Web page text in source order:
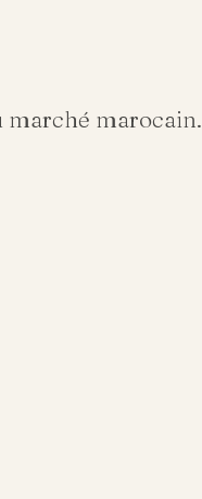
marché marocain.